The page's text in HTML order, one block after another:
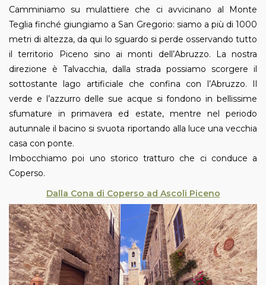
Camminiamo su mulattiere che ci avvicinano al Monte
Teglia finché giungiamo a San Gregorio: siamo a più di 1000
metri di altezza, da qui lo sguardo si perde osservando tutto
il territorio Piceno sino ai monti dell’Abruzzo. La nostra
direzione è Talvacchia, dalla strada possiamo scorgere il
sottostante lago artificiale che confina con l’Abruzzo. Il
verde e l’azzurro delle sue acque si fondono in bellissime
sfumature in primavera ed estate, mentre nel periodo
autunnale il bacino si svuota riportando alla luce una vecchia
casa con ponte.
Imbocchiamo poi uno storico tratturo che ci conduce a
Coperso.
Dalla Cona di Coperso ad Ascoli Piceno